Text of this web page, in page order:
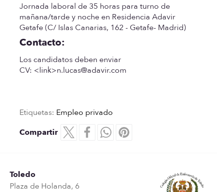
Jornada laboral de 35 horas para turno de
mañana/tarde y noche en Residencia Adavir
Getafe (C/ Islas Canarias, 162 - Getafe- Madrid)
Contacto:
Los candidatos deben enviar
CV: <link>n.lucas@adavir.com
Etiquetas: Empleo privado
Compartir
Toledo
Plaza de Holanda, 6